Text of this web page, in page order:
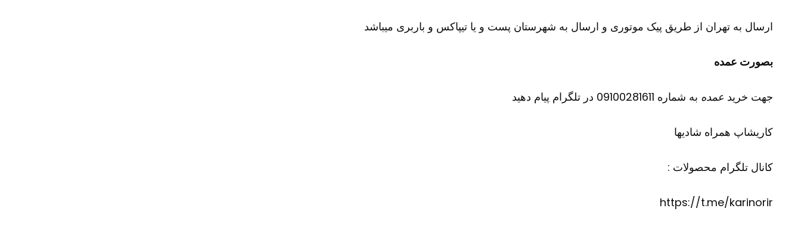
ارسال به تهران از طریق پیک موتوری و ارسال به شهرستان پست و یا تیپاکس و باربری میباشد
بصورت عمده
جهت خرید عمده به شماره 09100281611 در تلگرام پیام دهید
کاریشاپ همراه شادیها
کانال تلگرام محصولات :
https://t.me/karinorir